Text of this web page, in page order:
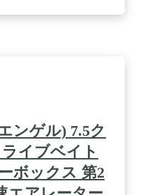
ンゲル) 7.5ク
イブベイト
ボックス 第2